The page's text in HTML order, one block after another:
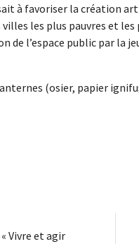
à favoriser la création
les plus pauvres et les
l’espace public par la
(osier, papier
Vivre et agir